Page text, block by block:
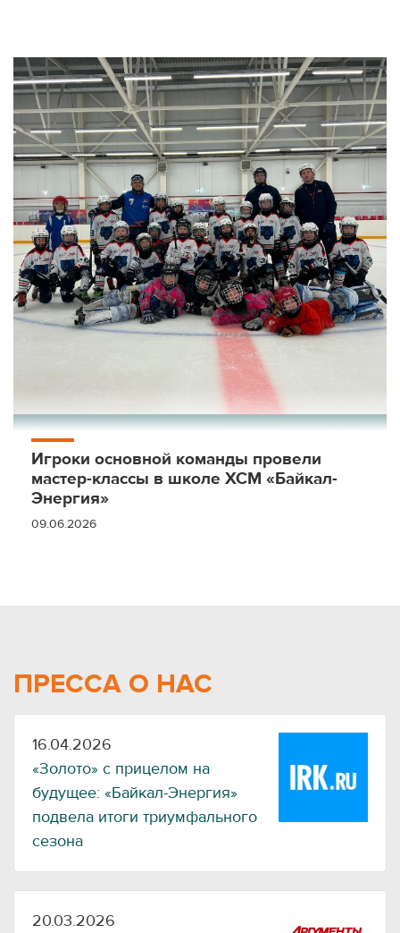
Игроки основной команды провели
мастер-классы в школе ХСМ «Байкал-
Энергия»
09.06.2026
ПРЕССА О НАС
16.04.2026
«Золото» с прицелом на
будущее: «Байкал-Энергия»
подвела итоги триумфального
сезона
20.03.2026